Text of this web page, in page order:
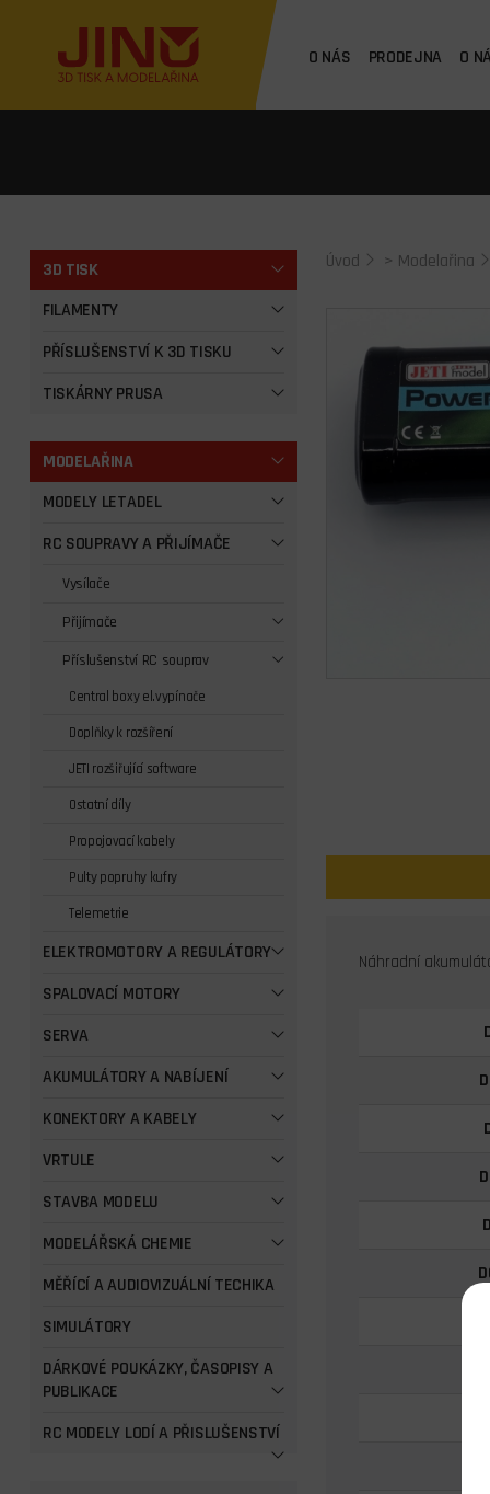
O NÁS PRODEJNA O
3D TISK
FILAMENTY
PŘÍSLUŠENSTVÍ K 3D TISKU
TISKÁRNY PRUSA
MODELAŘINA
MODELY LETADEL
RC SOUPRAVY A PŘIJÍMAČE
Vysílače
Přijímače
Příslušenství RC souprav
Central boxy el.vypínače
Doplňky k rozšíření
JETI rozšiřující software
Ostatní díly
Propojovací kabely
Pulty popruhy kufry
Telemetrie
ELEKTROMOTORY A REGULÁTORY
SPALOVACÍ MOTORY
SERVA
AKUMULÁTORY A NABÍJENÍ
KONEKTORY A KABELY
VRTULE
STAVBA MODELU
MODELÁŘSKÁ CHEMIE
MĚŘÍCÍ A AUDIOVIZUÁLNÍ TECHIKA
SIMULÁTORY
DÁRKOVÉ POUKÁZKY, ČASOPISY A
PUBLIKACE
RC MODELY LODÍ A PŘISLUŠENSTVÍ
Úvod > Modelařina
Náhradní